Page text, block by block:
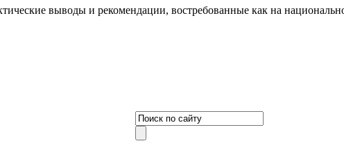
выводы и рекомендации, востребованные как на